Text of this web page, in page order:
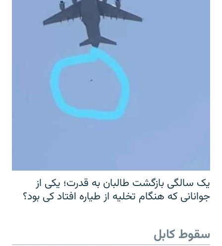
یک سالگی بازگشت طالبان به قدرت؛ یکی از
جوانانی که هنگام تخلیه از طیاره افتاد کی بود؟
سقوط کابل